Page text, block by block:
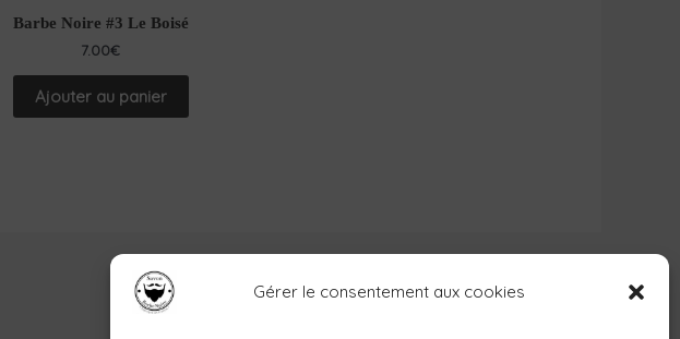
Gérer le consentement aux cookies
Barbe Noire #3 Le Boisé
7.00€
Ajouter au panier